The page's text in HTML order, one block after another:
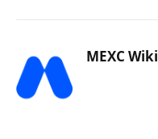
MEXC Wiki